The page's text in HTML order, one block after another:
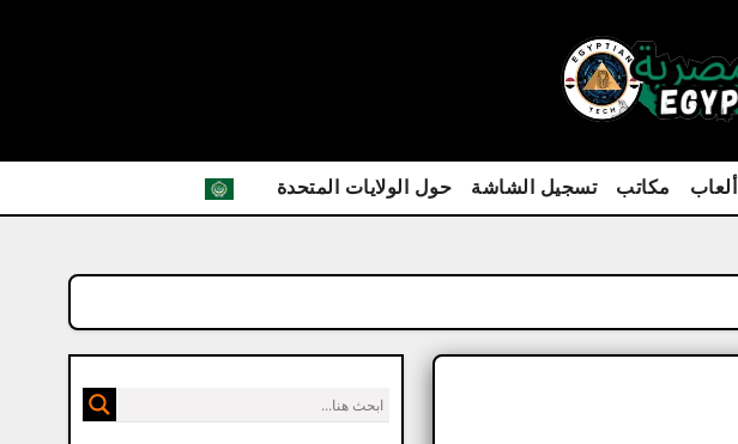
ألعاب مكاتب تسجيل الشاشة حول الولايات المتحدة